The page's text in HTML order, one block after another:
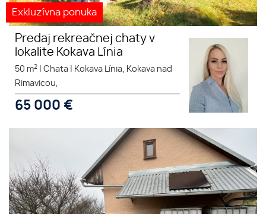
Exkluzívna ponuka
Predaj rekreačnej chaty v
lokalite Kokava Línia
50 m2 Chata
Kokava Línia, Kokava nad
Rimavicou,
65 000 €
Ponúkame na predaj dve chaty
stojace na krásnom , slnečnom
pozemku v Beckove